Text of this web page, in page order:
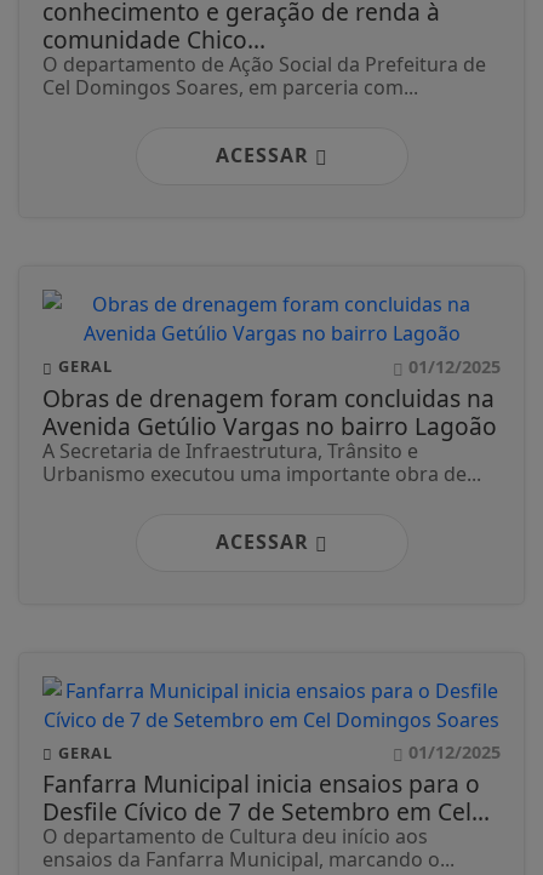
conhecimento e geração de renda à
comunidade Chico...
O departamento de Ação Social da Prefeitura de
Cel Domingos Soares, em parceria com...
ACESSAR
GERAL 01/12/2025
Obras de drenagem foram concluidas na
Avenida Getúlio Vargas no bairro Lagoão
A Secretaria de Infraestrutura, Trânsito e
Urbanismo executou uma importante obra de...
ACESSAR
GERAL 01/12/2025
Fanfarra Municipal inicia ensaios para o
Desfile Cívico de 7 de Setembro em Cel...
O departamento de Cultura deu início aos
ensaios da Fanfarra Municipal, marcando o...